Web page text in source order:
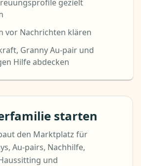
gezielt
vor Nachrichten klären
Granny Au-pair und
Hilfe abdecken
starten
den Marktplatz für
Au-pairs, Nachhilfe,
und